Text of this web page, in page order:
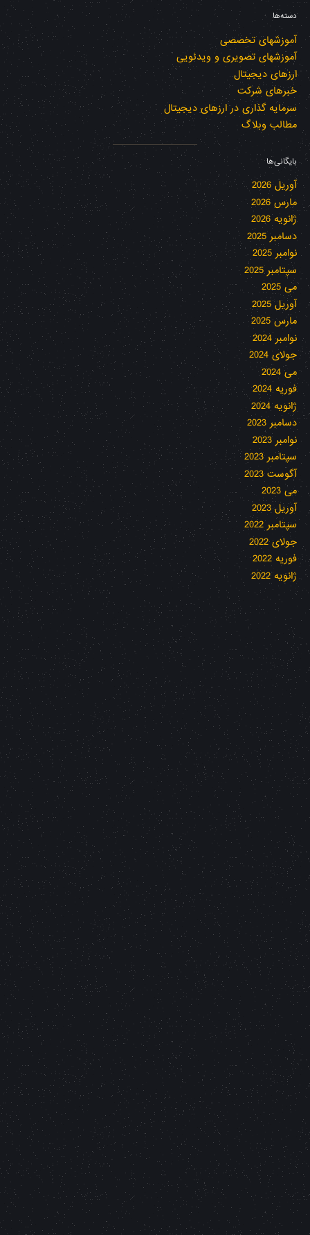
دسته‌ها
آموزشهای تخصصی
آموزشهای تصویری و ویدئویی
ارزهای دیجیتال
خبرهای شرکت
سرمایه گذاری در ارزهای دیجیتال
مطالب وبلاگ
بایگانی‌ها
آوریل 2026
مارس 2026
ژانویه 2026
دسامبر 2025
نوامبر 2025
سپتامبر 2025
می 2025
آوریل 2025
مارس 2025
نوامبر 2024
جولای 2024
می 2024
فوریه 2024
ژانویه 2024
دسامبر 2023
نوامبر 2023
سپتامبر 2023
آگوست 2023
می 2023
آوریل 2023
سپتامبر 2022
جولای 2022
فوریه 2022
ژانویه 2022